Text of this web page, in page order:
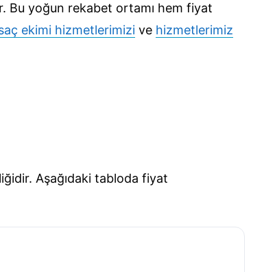
Bu yoğun rekabet ortamı hem fiyat
ekimi hizmetlerimizi ve hizmetlerimiz
Aşağıdaki tabloda fiyat